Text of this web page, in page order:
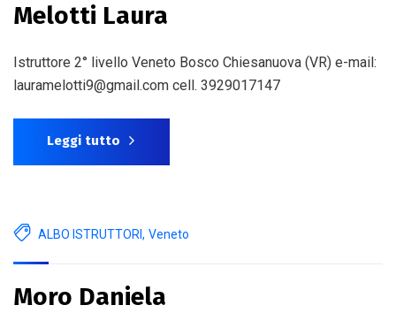
Melotti Laura
Istruttore 2° livello Veneto Bosco Chiesanuova (VR) e-mail:
lauramelotti9@gmail.com cell. 3929017147
Leggi tutto
ALBO ISTRUTTORI, Veneto
Moro Daniela